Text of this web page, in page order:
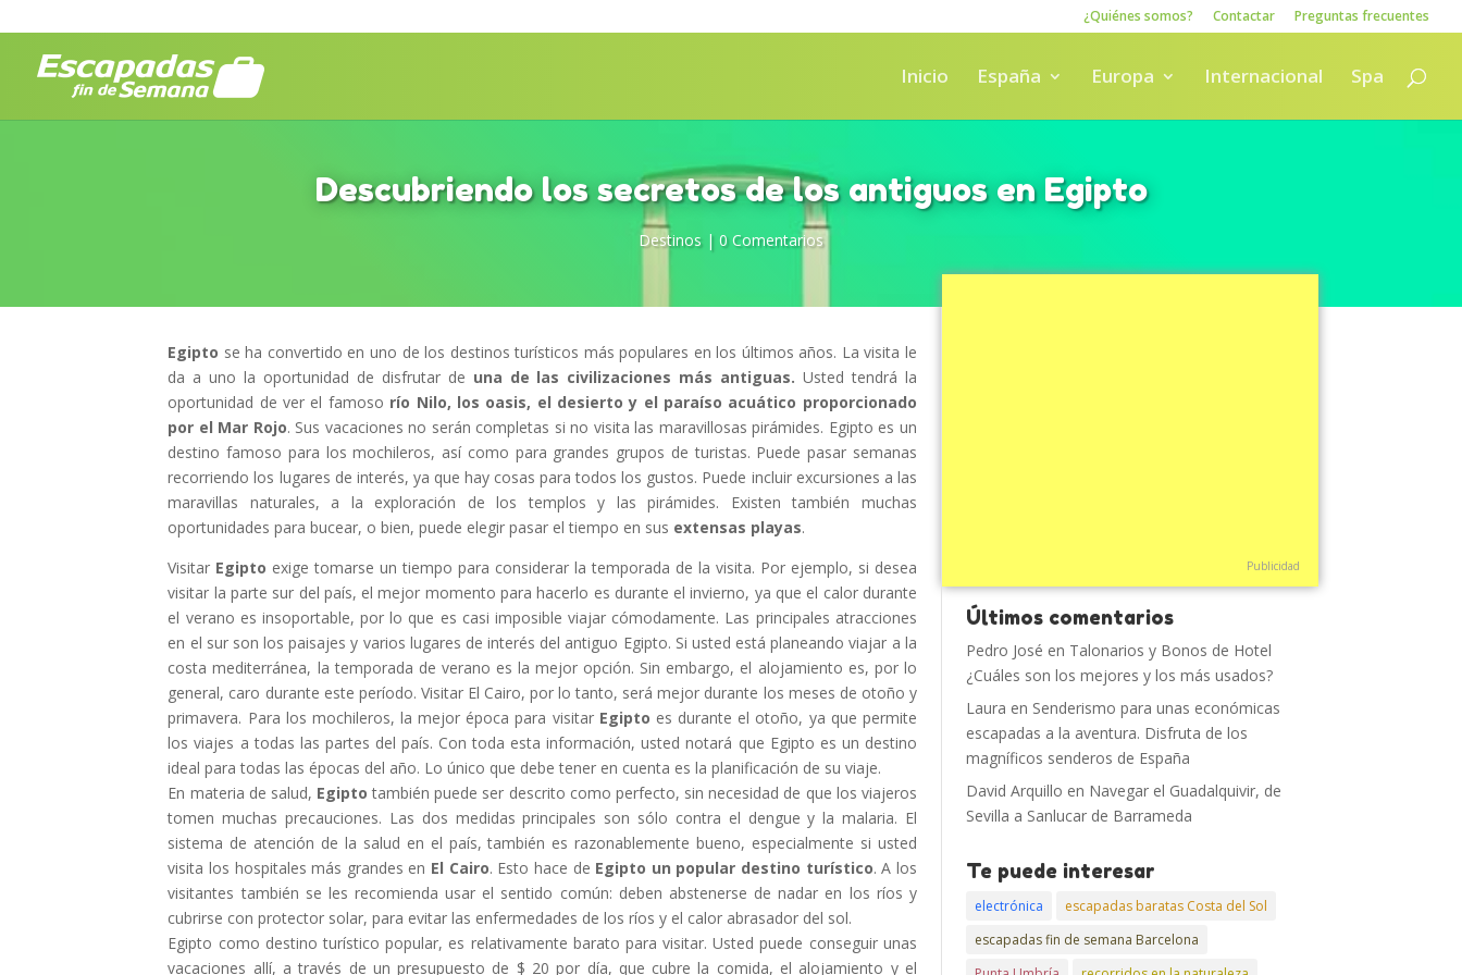
¿Quiénes somos? Contactar Preguntas frecuentes
Inicio España Europa Internacional Spa
Descubriendo los secretos de los antiguos en Egipto
Destinos| 0 Comentarios
Egipto se ha convertido en uno de los destinos turísticos más populares en los últimos años. La visita le
da a uno la oportunidad de disfrutar de una de las civilizaciones más antiguas.Usted tendrá la
oportunidad de ver el famoso río Nilo, los oasis, el desierto y el paraíso acuático proporcionado
por el Mar Rojo. Sus vacaciones no serán completas si no visita las maravillosas pirámides. Egipto es un
destino famoso para los mochileros, así como para grandes grupos de turistas. Puede pasar semanas
recorriendo los lugares de interés, ya que hay cosas para todos los gustos. Puede incluir excursiones a las
maravillas naturales, a la exploración de los templos y las pirámides. Existen también muchas
oportunidades para bucear, o bien, puede elegir pasar el tiempo en sus extensas playas.
Visitar Egipto exige tomarse un tiempo para considerar la temporada de la visita. Por ejemplo, si desea
visitar la parte sur del país, el mejor momento para hacerlo es durante el invierno, ya que el calor durante
el verano es insoportable, por lo que es casi imposible viajar cómodamente. Las principales atracciones
en el sur son los paisajes y varios lugares de interés del antiguo Egipto. Si usted está planeando viajar a la
costa mediterránea, la temporada de verano es la mejor opción. Sin embargo, el alojamiento es, por lo
general, caro durante este período. Visitar El Cairo, por lo tanto, será mejor durante los meses de otoño y
primavera. Para los mochileros, la mejor época para visitar Egipto es durante el otoño, ya que permite
los viajes a todas las partes del país. Con toda esta información, usted notará que Egipto es un destino
ideal para todas las épocas del año. Lo único que debe tener en cuenta es la planificación de su viaje.
En materia de salud, Egipto también puede ser descrito como perfecto, sin necesidad de que los viajeros
tomen muchas precauciones. Las dos medidas principales son sólo contra el dengue y la malaria. El
sistema de atención de la salud en el país, también es razonablemente bueno, especialmente si usted
visita los hospitales más grandes en El Cairo. Esto hace de Egipto un popular destino turístico. A los
visitantes también se les recomienda usar el sentido común: deben abstenerse de nadar en los ríos y
cubrirse con protector solar, para evitar las enfermedades de los ríos y el calor abrasador del sol.
Egipto como destino turístico popular, es relativamente barato para visitar. Usted puede conseguir unas
vacaciones allí, a través de un presupuesto de $ 20 por día, que cubre la comida, el alojamiento y el
Publicidad
Últimos comentarios
Pedro José en Talonarios y Bonos de Hotel
¿Cuáles son los mejores y los más usados?
Laura en Senderismo para unas económicas
escapadas a la aventura. Disfruta de los
magníficos senderos de España
David Arquillo en Navegar el Guadalquivir, de
Sevilla a Sanlucar de Barrameda
Te puede interesar
electrónica
escapadas baratas Costa del Sol
escapadas fin de semana Barcelona